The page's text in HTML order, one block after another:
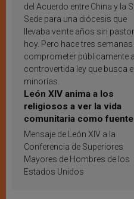
del Acuerdo entre China y la
Sede para una diócesis que
llevaba veinte años sin
hoy. Pero hace tres
comprometer públicamente
controvertida ley que busca
minorías.
León XIV anima a los
religiosos a ver la vida
comunitaria como
inspiración y santificación
Mensaje de León XIV a la
Conferencia de Superiores
Mayores de Hombres de los
Estados Unidos